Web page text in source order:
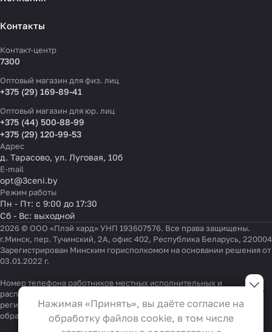
Контакты
Контакт-центр
7300
Оптовый магазин для физ. лиц
+375 (29) 169-89-41
Оптовый магазин для юр. лиц
+375 (44) 500-88-99
+375 (29) 120-99-53
Адрес
д. Тарасово, ул. Луговая, 10б
E-mail
opt@3ceni.by
Режим работы
Пн - Пт: с 9:00 до 17:30
Сб - Вс: выходной
2026 © ООО «Плэй хард» УНП 193607576. Все права защищены.
г.Минск, пер. Тучинский, 2А, офис 402, Республика Беларусь, 220004
Зарегистрирован Минским горисполкомом на основании решения от
03.01.2022 г.
Номер телефона работников местных исполнительных и
распорядительных органов по месту государственной
регистрации ООО «Плэй хард», уполномоченных рассматривать
обращения покупателей: +375 17 323-41-58, +375 17 370-30-64
Функциональные
Эти файлы необходимы для
функционирования сайта и не
Нажимая «Принять», вы даёте согласие на
обработку файлов cookie, в том числе